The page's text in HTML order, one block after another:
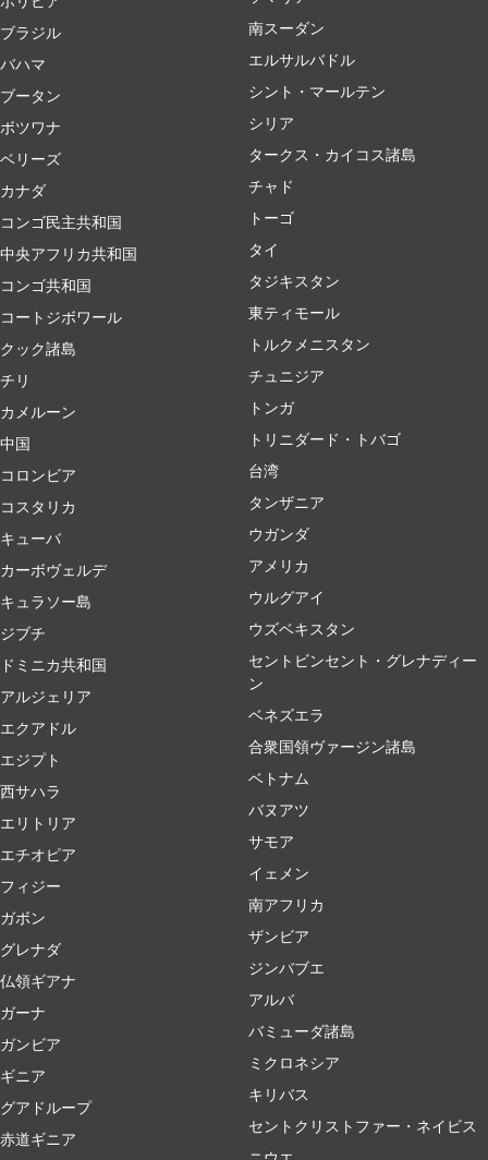
ブラジル
バハマ
ブータン
ボツワナ
ベリーズ
カナダ
コンゴ民主共和国
中央アフリカ共和国
コンゴ共和国
コートジボワール
クック諸島
チリ
カメルーン
中国
コロンビア
コスタリカ
キューバ
カーボヴェルデ
キュラソー島
ジブチ
ドミニカ共和国
アルジェリア
エクアドル
エジプト
西サハラ
エリトリア
エチオピア
フィジー
ガボン
グレナダ
仏領ギアナ
ガーナ
ガンビア
ギニア
グアドループ
赤道ギニア
南スーダン
エルサルバドル
シント・マールテン
シリア
タークス・カイコス諸島
チャド
トーゴ
タイ
タジキスタン
東ティモール
トルクメニスタン
チュニジア
トンガ
トリニダード・トバゴ
台湾
タンザニア
ウガンダ
アメリカ
ウルグアイ
ウズベキスタン
セントビンセント・グレナディー
ン
ベネズエラ
合衆国領ヴァージン諸島
ベトナム
バヌアツ
サモア
イェメン
南アフリカ
ザンビア
ジンバブエ
アルバ
バミューダ諸島
ミクロネシア
キリバス
セントクリストファー・ネイビス